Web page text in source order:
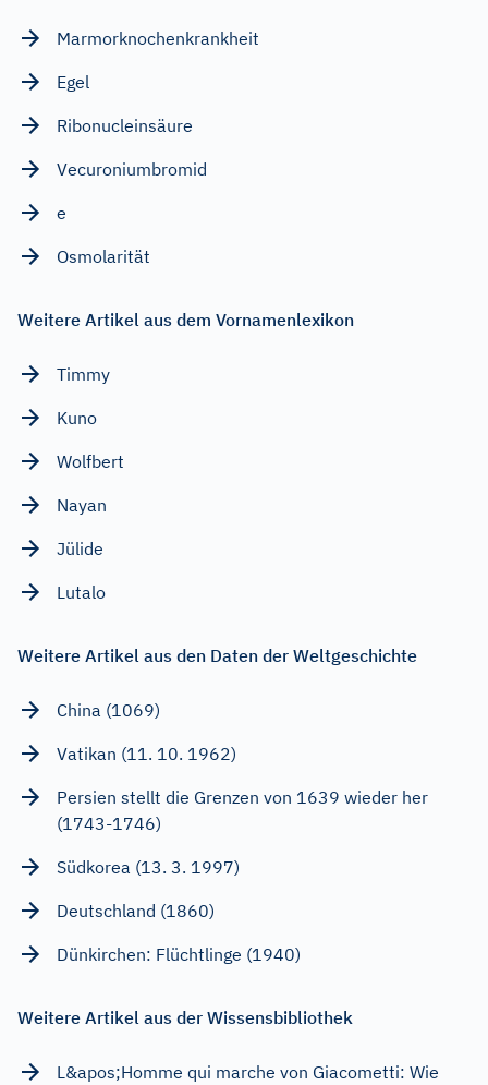
Marmorknochenkrankheit
Egel
Ribonucleinsäure
Vecuroniumbromid
e
Osmolarität
Weitere Artikel aus dem Vornamenlexikon
Timmy
Kuno
Wolfbert
Nayan
Jülide
Lutalo
Weitere Artikel aus den Daten der Weltgeschichte
China (1069)
Vatikan (11. 10. 1962)
Persien stellt die Grenzen von 1639 wieder her
(1743-1746)
Südkorea (13. 3. 1997)
Deutschland (1860)
Dünkirchen: Flüchtlinge (1940)
Weitere Artikel aus der Wissensbibliothek
L&apos;Homme qui marche von Giacometti: Wie